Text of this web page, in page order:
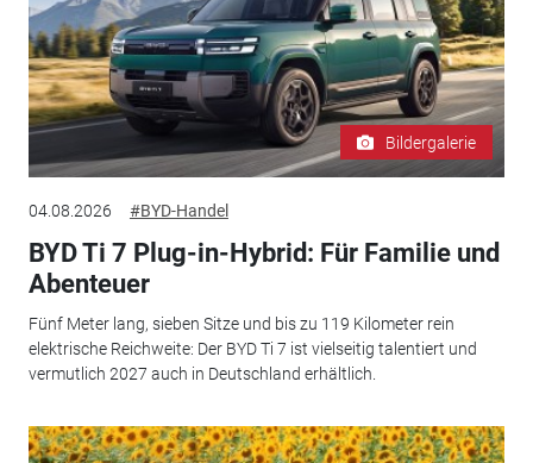
Bildergalerie
04.08.2026 #BYD-Handel
BYD Ti 7 Plug-in-Hybrid: Für Familie und
Abenteuer
Fünf Meter lang, sieben Sitze und bis zu 119 Kilometer rein
elektrische Reichweite: Der BYD Ti 7 ist vielseitig talentiert und
vermutlich 2027 auch in Deutschland erhältlich.